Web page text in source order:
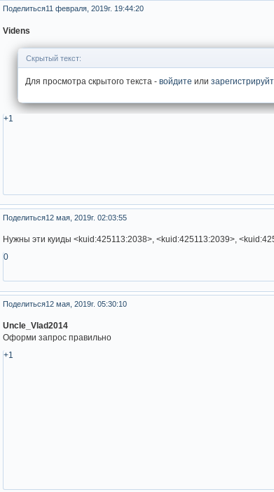
Поделиться11 февраля, 2019г. 19:44:20
Videns
Скрытый текст:
Для просмотра скрытого текста -войдите или
+1
Поделиться12 мая, 2019г. 02:03:55
Нужны эти куиды <kuid:425113:2038>, <kuid:425113:2039>,
0
Поделиться12 мая, 2019г. 05:30:10
Uncle_Vlad2014
Оформи запрос правильно
+1